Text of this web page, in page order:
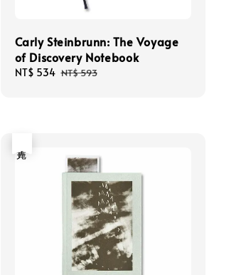
Carly Steinbrunn: The Voyage
of Discovery Notebook
Sale
NT$ 534 Regular
NT$ 593